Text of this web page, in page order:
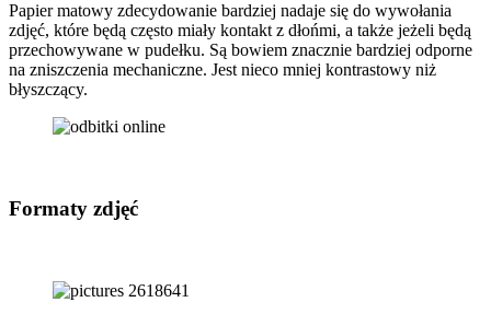
Papier matowy zdecydowanie bardziej nadaje się do wywołania
zdjęć, które będą często miały kontakt z dłońmi, a także jeżeli będą
przechowywane w pudełku. Są bowiem znacznie bardziej odporne
na zniszczenia mechaniczne. Jest nieco mniej kontrastowy niż
błyszczący.
Formaty zdjęć